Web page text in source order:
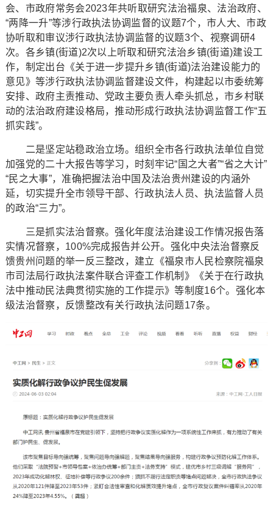
会、市政府常务会2023年共听取研究法治福泉、法治政府、
“两降一升”等涉行政执法协调监督的议题7个，市人大、市政
协听取和审议涉行政执法协调监督的议题3个、视察调研4
次。各乡镇(街道)2次以上听取和研究法治乡镇(街道)建设工
作，制定出台《关于进一步提升乡镇(街道)法治建设能力的
意见》等涉行政执法协调监督建设文件，构建起以市委统筹
安排、政府主责推动、党政主要负责人牵头抓总，市乡村联
动的法治政府建设格局，推动形成行政执法协调监督工作“五
抓实践”。
二是坚定站稳政治立场。组织全市各行政执法单位自觉
加强党的二十大报告等学习，时刻牢记“国之大者”“省之大计”
“民之大事”，准确把握法治中国及法治贵州建设的内涵外
延，切实提升全市领导干部、行政执法人员、执法监督人员
的政治“三力”。
三是抓实法治督察。强化年度法治建设工作情况报告落
实情况督察，100%完成报告并公开。强化中央法治督察反
馈贵州问题的举一反三整改，建立《福泉市人民检察院福泉
市司法局行政执法案件联合评查工作机制》《关于在行政执
法中推动民法典贯彻实施的工作提示》等制度16个。强化本
级法治督察，反馈整改有关行政执法问题17条。